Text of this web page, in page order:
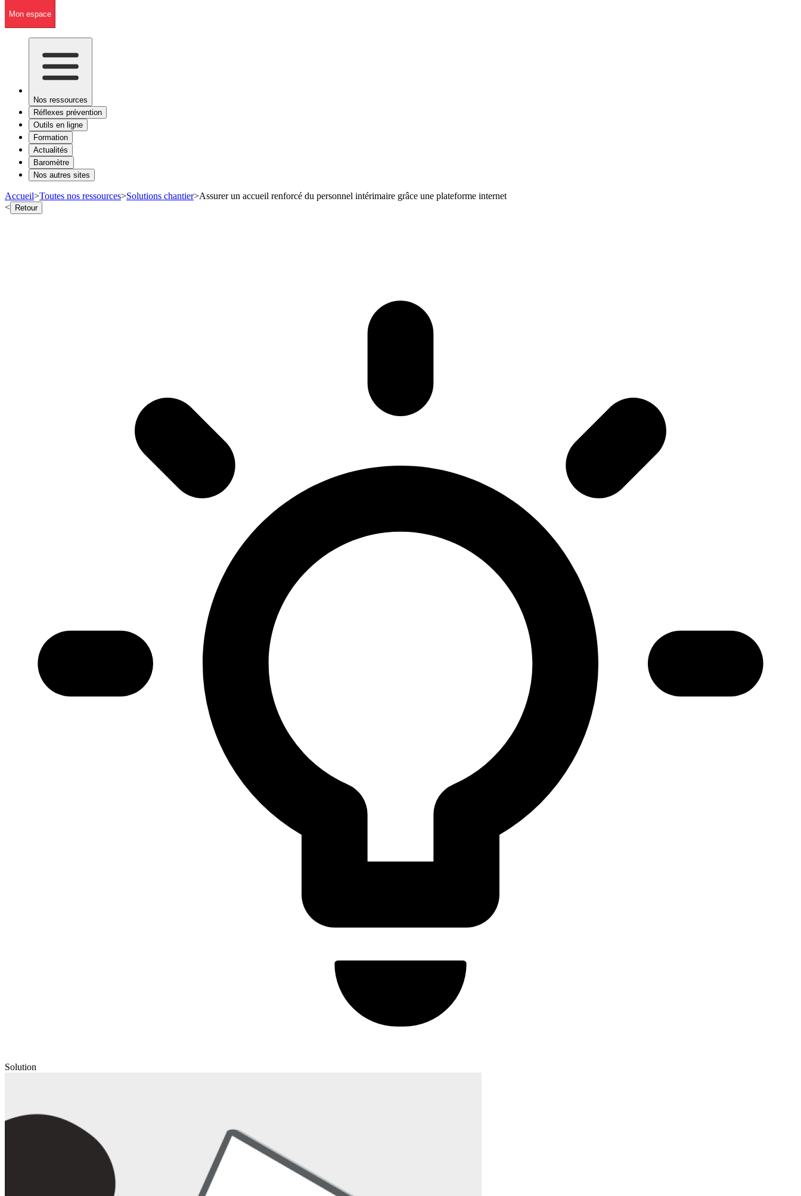
Mon espace
Nos ressources
Réflexes prévention
Outils en ligne
Formation
Actualités
Baromètre
Nos autres sites
Accueil>Toutes nos ressources>Solutions chantier>Assurer un accueil renforcé du personnel intérimaire grâce une plateforme internet
< Retour
Solution